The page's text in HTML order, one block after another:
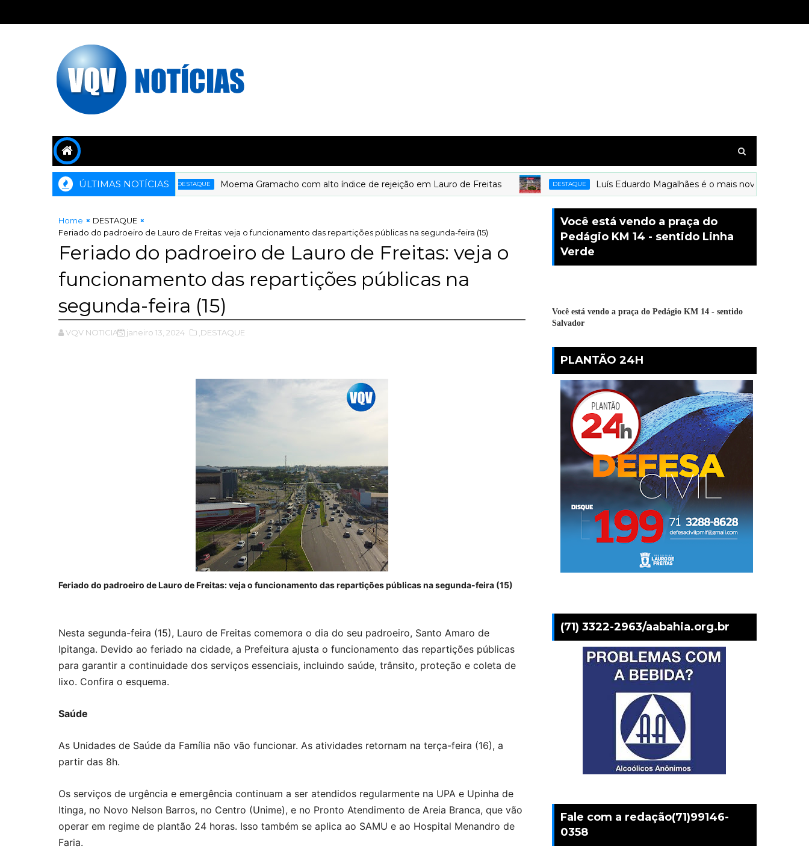
ÚLTIMAS NOTÍCIASDESTAQUE Moema Gramacho com alto índice de rejeição em Lauro de Freitas DESTAQUE Luís Eduardo Magalhães é o mais novo município a
Home
DESTAQUE
Feriado do padroeiro de Lauro de Freitas: veja o funcionamento das repartições públicas na segunda-feira (15)
Feriado do padroeiro de Lauro de Freitas: veja o
funcionamento das repartições públicas na
segunda-feira (15)
VQV NOTICIAS janeiro 13, 2024 ,DESTAQUE
Feriado do padroeiro de Lauro de Freitas: veja o funcionamento das repartições públicas na segunda-feira (15)
Nesta segunda-feira (15), Lauro de Freitas comemora o dia do seu padroeiro, Santo Amaro de
Ipitanga. Devido ao feriado na cidade, a Prefeitura ajusta o funcionamento das repartições públicas
para garantir a continuidade dos serviços essenciais, incluindo saúde, trânsito, proteção e coleta de
lixo. Confira o esquema.
Saúde
As Unidades de Saúde da Família não vão funcionar. As atividades retornam na terça-feira (16), a
partir das 8h.
Os serviços de urgência e emergência continuam a ser atendidos regularmente na UPA e Upinha de
Itinga, no Novo Nelson Barros, no Centro (Unime), e no Pronto Atendimento de Areia Branca, que vão
operar em regime de plantão 24 horas. Isso também se aplica ao SAMU e ao Hospital Menandro de
Faria.
Você está vendo a praça do
Pedágio KM 14 - sentido Linha
Verde
Você está vendo a praça do Pedágio KM 14 - sentido
Salvador
PLANTÃO 24H
(71) 3322-2963/aabahia.org.br
Fale com a redação(71)99146-
0358